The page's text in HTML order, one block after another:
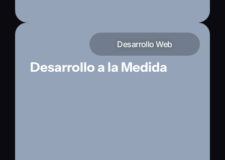
Desarrollo Web
Desarrollo a la Medida